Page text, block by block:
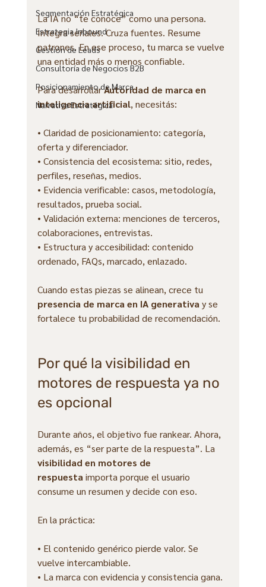
Segmentación Estratégica
Estrategia Inbound
Gestión de Leads
Consultoría de Negocios B2B
Posicionamiento de Marca
Narrativa Estratégica
La IA no “te conoce” como una persona.
Integra señales. Cruza fuentes. Resume
patrones. En ese proceso, tu marca se vuelve
una entidad más o menos confiable.
Para desarrollar Autoridad de marca en
inteligencia artificial, necesitás:
• Claridad de posicionamiento: categoría,
oferta y diferenciador.
• Consistencia del ecosistema: sitio, redes,
perfiles, reseñas, medios.
• Evidencia verificable: casos, metodología,
resultados, prueba social.
• Validación externa: menciones de terceros,
colaboraciones, entrevistas.
• Estructura y accesibilidad: contenido
ordenado, FAQs, marcado, enlazado.
Cuando estas piezas se alinean, crece tu
presencia de marca en IA generativa y se
fortalece tu probabilidad de recomendación.
Por qué la visibilidad en
motores de respuesta ya no
es opcional
Durante años, el objetivo fue rankear. Ahora,
además, es “ser parte de la respuesta”. La
visibilidad en motores de
respuesta importa porque el usuario
consume un resumen y decide con eso.
En la práctica:
• El contenido genérico pierde valor. Se
vuelve intercambiable.
• La marca con evidencia y consistencia gana.